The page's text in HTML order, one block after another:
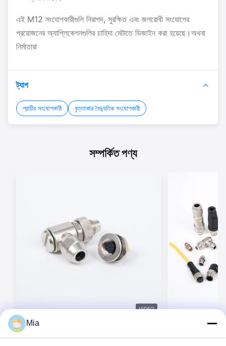
এই M12 সংযোগকারীগুলি নিরাপদ, সুরক্ষিত এবং জলরোধী সংযোগের
প্রয়োজনের অ্যাপ্লিকেশনগুলির চাহিদা মেটাতে ডিজাইন করা হয়েছে।অথবা
নির্মাতারা
ট্যাগ
প্রাচীর সংযোগকারী বৃত্তাকার বৈদ্যুতিক সংযোগকারী
সম্পর্কিত পণ্য
VIDEO
BEXKOM M সিরিজ স্ক্রু লক ইন্ডাস্ট্রিয়াল সার্কুলার
সংযোগকারী 2 ~ 17 পিন আইপি 67 জলরোধী বাঁধক /
M14 M16 M23
Mia